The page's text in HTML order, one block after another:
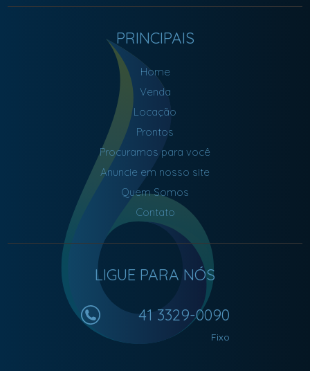
PRINCIPAIS
Home
Venda
Locação
Prontos
Procuramos para você
Anuncie em nosso site
Quem Somos
Contato
LIGUE PARA NÓS
41 3329-0090
Fixo